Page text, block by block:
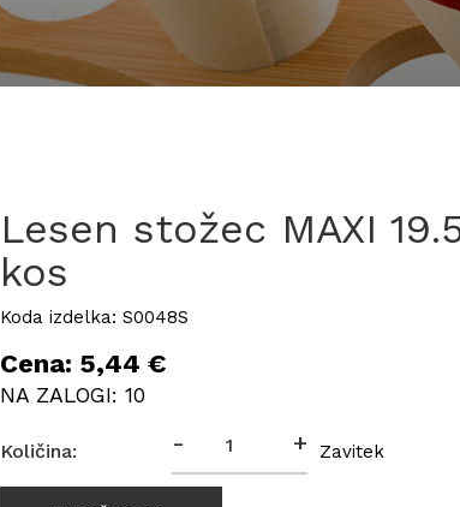
Lesen stožec MAXI
kos
Koda izdelka: S0048S
Cena: 5,44 €
NA ZALOGI: 10
Količina: - + Zavitek